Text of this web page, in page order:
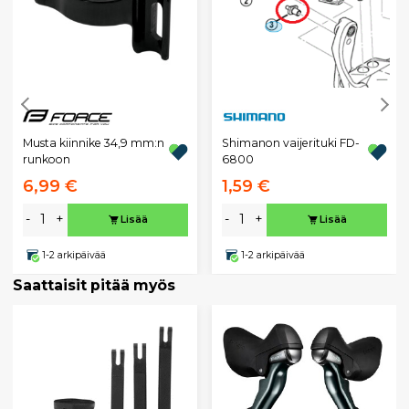
Musta kiinnike 34,9 mm:n
runkoon
6,99 €
- + Lisää
1-2 arkipäivää
Shimanon vaijerituki FD-
6800
1,59 €
- + Lisää
1-2 arkipäivää
Saattaisit pitää myös